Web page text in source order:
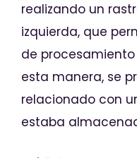
realizando un
izquierda, que
de
esta manera, se
relacionado con
estaba